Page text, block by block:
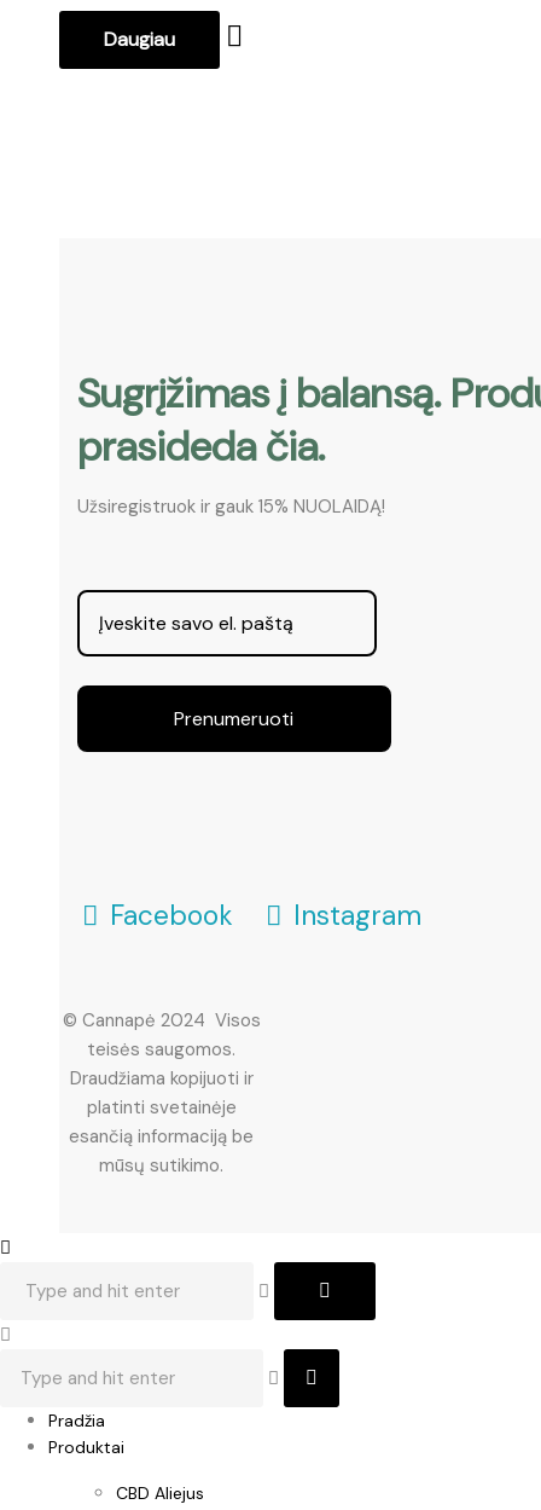
Daugiau
Sugrįžimas į balansą.
prasideda čia.
Užsiregistruok ir gauk 15% NUOLAIDĄ!
Prenumeruoti
Facebook Instagram
© Cannapė 2024 Visos
teisės saugomos.
Draudžiama kopijuoti ir
platinti svetainėje
esančią informaciją be
mūsų sutikimo.
Pradžia
Produktai
CBD Aliejus